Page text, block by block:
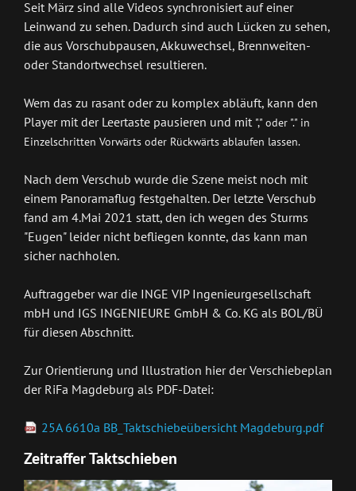
Seit März sind alle Videos synchronisiert auf einer
Leinwand zu sehen. Dadurch sind auch Lücken zu sehen,
die aus Vorschubpausen, Akkuwechsel, Brennweiten-
oder Standortwechsel resultieren.
Wem das zu rasant oder zu komplex abläuft, kann den
Player mit der Leertaste pausieren und mit "," oder "." in
Einzelschritten Vorwärts oder Rückwärts ablaufen lassen.
Nach dem Verschub wurde die Szene meist noch mit
einem Panoramaflug festgehalten. Der letzte Verschub
fand am 4.Mai 2021 statt, den ich wegen des Sturms
"Eugen" leider nicht befliegen konnte, das kann man
sicher nachholen.
Auftraggeber war die INGE VIP Ingenieurgesellschaft
mbH und IGS INGENIEURE GmbH & Co. KG als BOL/BÜ
für diesen Abschnitt.
Zur Orientierung und Illustration hier der Verschiebeplan
der RiFa Magdeburg als PDF-Datei:
25A 6610a BB_Taktschiebeübersicht Magdeburg.pdf
Zeitraffer Taktschieben